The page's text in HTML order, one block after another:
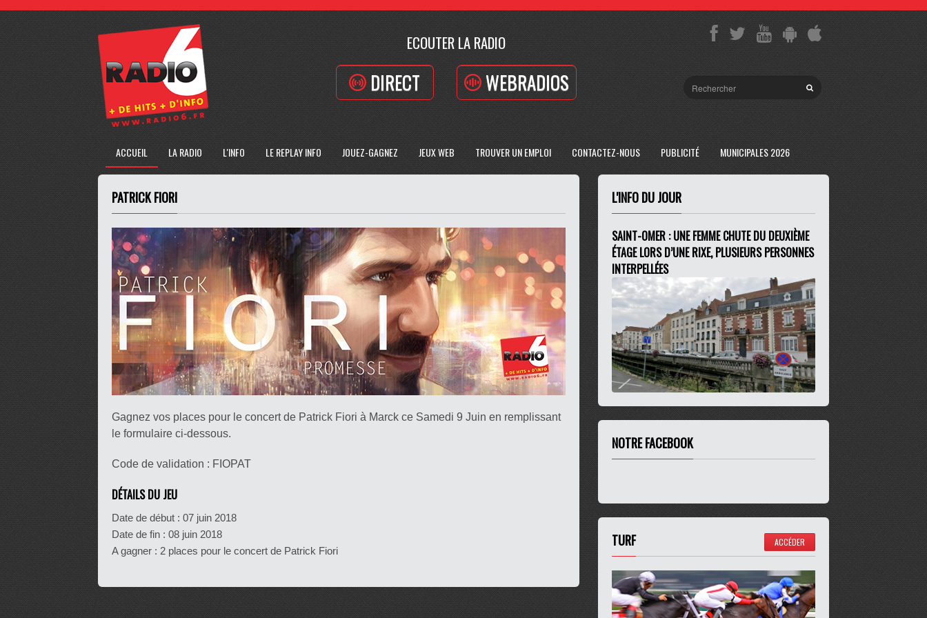
ECOUTER LA RADIO
DIRECT WEBRADIOS
ACCUEIL LA RADIO L'INFO LE REPLAY INFO JOUEZ-GAGNEZ JEUX WEB TROUVER UN EMPLOI CONTACTEZ-NOUS PUBLICITÉ MUNICIPALES 2026
PATRICK FIORI
Gagnez vos places pour le concert de Patrick Fiori à Marck ce Samedi 9 Juin en remplissant
le formulaire ci-dessous.
Code de validation : FIOPAT
DÉTAILS DU JEU
Date de début : 07 juin 2018
Date de fin : 08 juin 2018
A gagner : 2 places pour le concert de Patrick Fiori
L'INFO DU JOUR
SAINT-OMER : UNE FEMME CHUTE DU DEUXIÈME
ÉTAGE LORS D’UNE RIXE, PLUSIEURS PERSONNES
INTERPELLÉES
NOTRE FACEBOOK
TURF ACCÉDER